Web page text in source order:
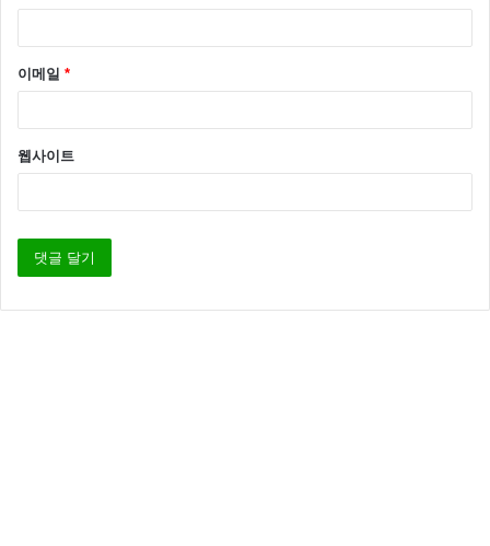
이메일 *
웹사이트